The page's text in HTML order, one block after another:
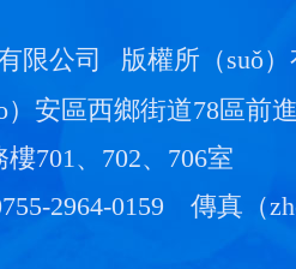
限公司
版權所（suǒ
安區西鄉街道78區前
樓701、702、706室
2964-0159
傳真（